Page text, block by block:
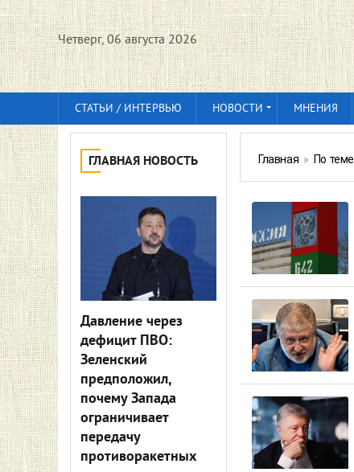
Четверг, 06 августа 2026
СТАТЬИ / ИНТЕРВЬЮ НОВОСТИ МНЕНИЯ
ГЛАВНАЯ НОВОСТЬ
Давление через
дефицит ПВО:
Зеленский
предположил,
почему Запада
ограничивает
передачу
противоракетных
Главная » По теме